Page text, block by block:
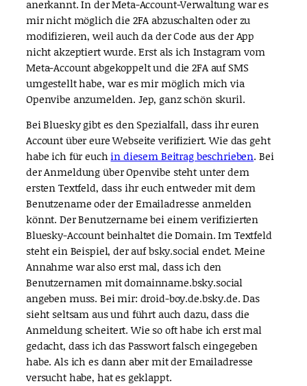
anerkannt. In der Meta-Account-Verwaltung war es
mir nicht möglich die 2FA abzuschalten oder zu
modifizieren, weil auch da der Code aus der App
nicht akzeptiert wurde. Erst als ich Instagram vom
Meta-Account abgekoppelt und die 2FA auf SMS
umgestellt habe, war es mir möglich mich via
Openvibe anzumelden. Jep, ganz schön skuril.
Bei Bluesky gibt es den Spezialfall, dass ihr euren
Account über eure Webseite verifiziert. Wie das geht
habe ich für euchin diesem Beitrag beschrieben. Bei
der Anmeldung über Openvibe steht unter dem
ersten Textfeld, dass ihr euch entweder mit dem
Benutzename oder der Emailadresse anmelden
könnt. Der Benutzername bei einem verifizierten
Bluesky-Account beinhaltet die Domain. Im Textfeld
steht ein Beispiel, der auf bsky.social endet. Meine
Annahme war also erst mal, dass ich den
Benutzernamen mit domainname.bsky.social
angeben muss. Bei mir: droid-boy.de.bsky.de. Das
sieht seltsam aus und führt auch dazu, dass die
Anmeldung scheitert. Wie so oft habe ich erst mal
gedacht, dass ich das Passwort falsch eingegeben
habe. Als ich es dann aber mit der Emailadresse
versucht habe, hat es geklappt.